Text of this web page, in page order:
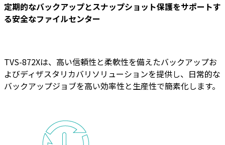
定期的なバックアップとスナップショット保護をサポートす
る安全なファイルセンター
TVS-872Xは、高い信頼性と柔軟性を備えたバックアップお
よびディザスタリカバリソリューションを提供し、日常的な
バックアップジョブを高い効率性と生産性で簡素化します。